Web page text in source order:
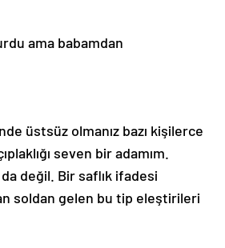
ama babamdan
üstsüz olmanız bazı kişilerce
seven bir adamım.
değil. Bir saflık ifadesi
soldan gelen bu tip eleştirileri